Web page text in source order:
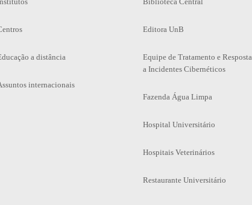
a distância
internacionais
Editora UnB
Equipe de Tratamento e Resposta
a Incidentes Cibernéticos
Fazenda Água Limpa
Hospital Universitário
Hospitais Veterinários
Restaurante Universitário